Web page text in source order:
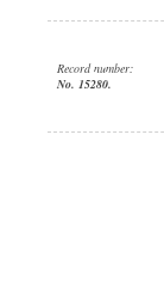
Record number:
No. 15280.